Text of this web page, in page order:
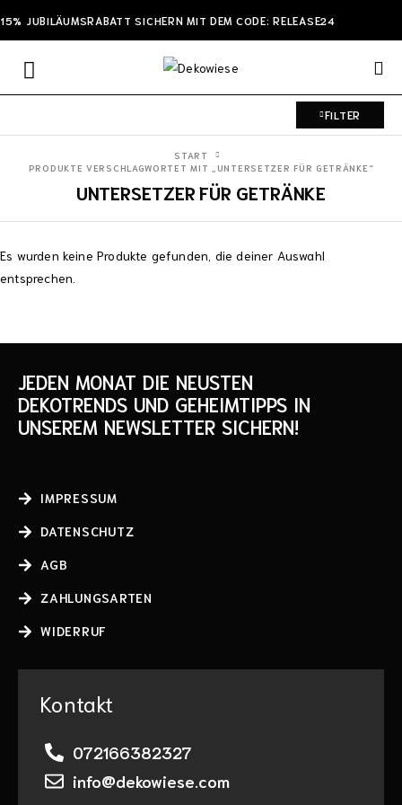
15% JUBILÄUMSRABATT SICHERN MIT DEM CODE: RELEASE24
FILTER
UNTERSETZER FÜR GETRÄNKE
START
PRODUKTE VERSCHLAGWORTET MIT „UNTERSETZER FÜR GETRÄNKE“
Es wurden keine Produkte gefunden, die deiner Auswahl
entsprechen.
JEDEN MONAT DIE NEUSTEN
DEKOTRENDS UND GEHEIMTIPPS IN
UNSEREM NEWSLETTER SICHERN!
IMPRESSUM
DATENSCHUTZ
AGB
ZAHLUNGSARTEN
WIDERRUF
Kontakt
072166382327
info@dekowiese.com